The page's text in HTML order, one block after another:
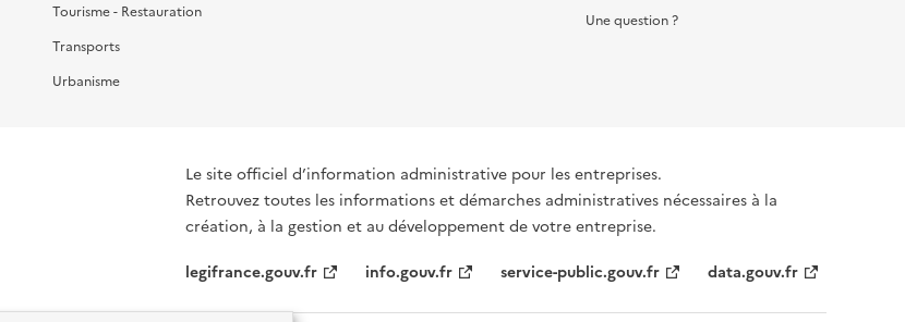
Tourisme - Restauration
Transports
Urbanisme
Une question ?
Le site officiel d’information administrative pour les entreprises.
Retrouvez toutes les informations et démarches administratives nécessaires à la
création, à la gestion et au développement de votre entreprise.
legifrance.gouv.fr
info.gouv.fr service-public.gouv.fr data.gouv.fr